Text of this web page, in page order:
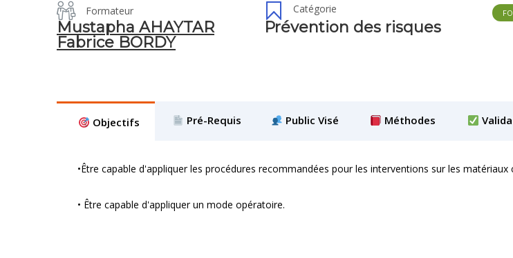
Formateur
Mustapha AHAYTAR
Fabrice BORDY
Catégorie
Prévention des risques
Objectifs Pré-Requis Public Visé Méthodes
•Être capable d'appliquer les procédures recommandées pour les interventions sur les
• Être capable d'appliquer un mode opératoire.